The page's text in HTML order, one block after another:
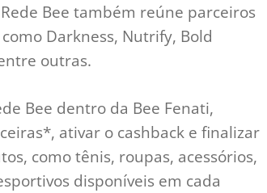
Bee também reúne parceiros
Darkness, Nutrify, Bold
outras.
Bee dentro da Bee Fenati,
ativar o cashback e finalizar
como tênis, roupas, acessórios,
disponíveis em cada